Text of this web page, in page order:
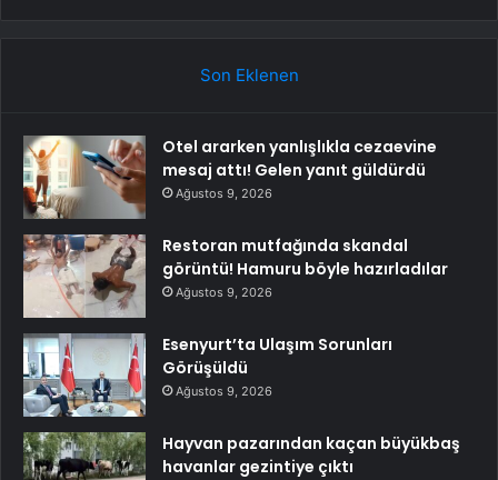
Son Eklenen
Otel ararken yanlışlıkla cezaevine
mesaj attı! Gelen yanıt güldürdü
Ağustos 9, 2026
Restoran mutfağında skandal
görüntü! Hamuru böyle hazırladılar
Ağustos 9, 2026
Esenyurt’ta Ulaşım Sorunları
Görüşüldü
Ağustos 9, 2026
Hayvan pazarından kaçan büyükbaş
havanlar gezintiye çıktı